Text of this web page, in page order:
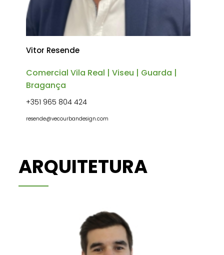
Vitor Resende
Comercial Vila Real | Viseu | Guarda |
Bragança
+351 965 804 424
resende@vecourbandesign.com
ARQUITETURA